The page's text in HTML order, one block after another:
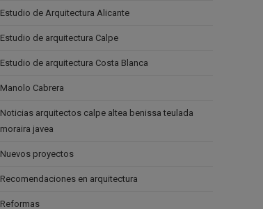
Estudio de Arquitectura Alicante
Estudio de arquitectura Calpe
Estudio de arquitectura Costa Blanca
Manolo Cabrera
Noticias arquitectos calpe altea benissa teulada
moraira javea
Nuevos proyectos
Recomendaciones en arquitectura
Reformas